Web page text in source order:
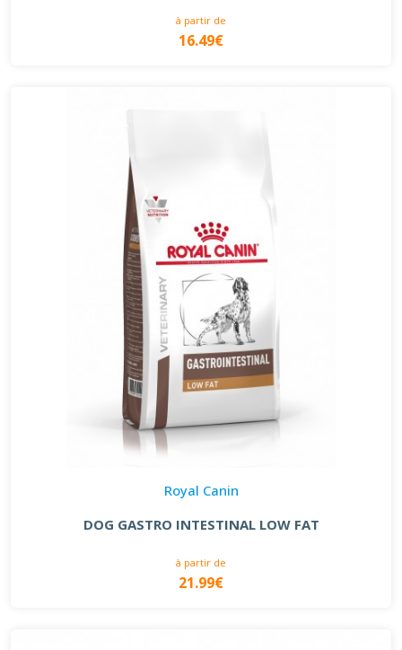
à partir de
16.49€
Royal Canin
DOG GASTRO INTESTINAL LOW FAT
à partir de
21.99€